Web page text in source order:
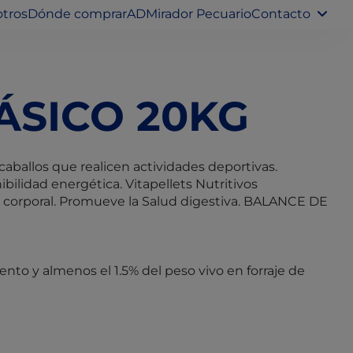
Dónde comprarADMirador PecuarioContacto
20KG
que realicen actividades deportivas.
energética. Vitapellets Nutritivos
Promueve la Salud digestiva. BALANCE DE
y almenos el 1.5% del peso vivo en forraje de